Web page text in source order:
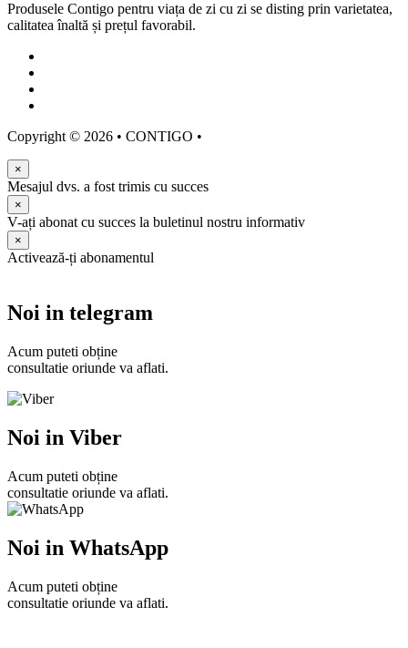
Produsele Contigo pentru viața de zi cu zi se disting prin varietatea,
calitatea înaltă și prețul favorabil.
Copyright © 2026 • CONTIGO •
×
Mesajul dvs. a fost trimis cu succes
×
V-ați abonat cu succes la buletinul nostru informativ
×
Activează-ți abonamentul
Noi in telegram
Acum puteti obține
consultatie oriunde va aflati.
Noi in Viber
Acum puteti obține
consultatie oriunde va aflati.
Noi in WhatsApp
Acum puteti obține
consultatie oriunde va aflati.